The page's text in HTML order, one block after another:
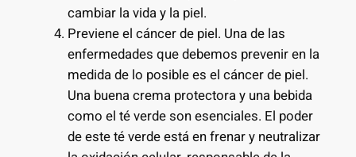
cambiar la vida y la piel.
Previene el cáncer de piel. Una de las
enfermedades que debemos prevenir en la
medida de lo posible es el cáncer de piel.
Una buena crema protectora y una bebida
como el té verde son esenciales. El poder
de este té verde está en frenar y neutralizar